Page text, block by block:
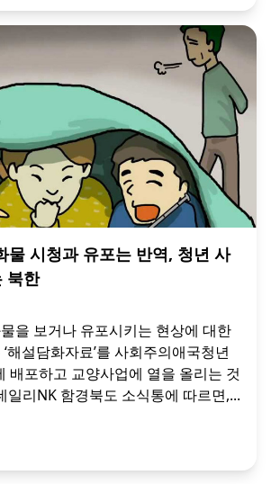
물 시청과 유포는 반역, 청년 사
북한
을 보거나 유포시키는 현상에 대한
해설담화자료’를 사회주의애국청년
배포하고 교양사업에 열을 올리는 것
일리NK 함경북도 소식통에 따르면,...